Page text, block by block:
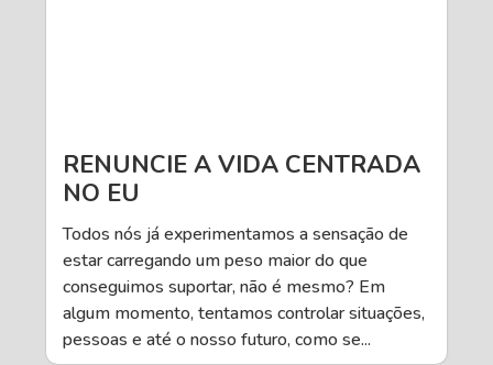
RENUNCIE A VIDA CENTRADA
NO EU
Todos nós já experimentamos a sensação de
estar carregando um peso maior do que
conseguimos suportar, não é mesmo? Em
algum momento, tentamos controlar situações,
pessoas e até o nosso futuro, como se...